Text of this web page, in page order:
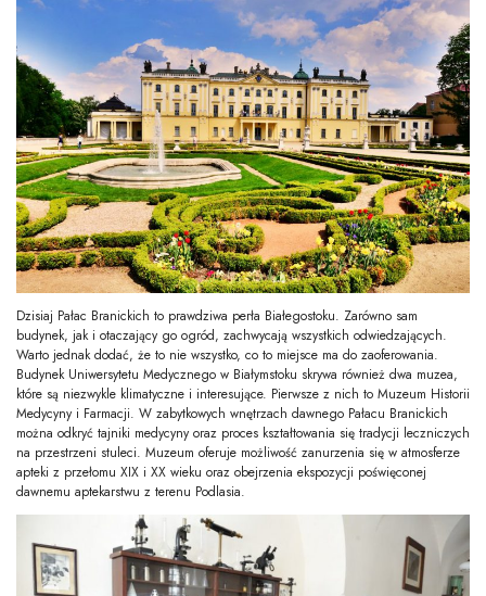
Dzisiaj Pałac Branickich to prawdziwa perła Białegostoku. Zarówno sam
budynek, jak i otaczający go ogród, zachwycają wszystkich odwiedzających.
Warto jednak dodać, że to nie wszystko, co to miejsce ma do zaoferowania.
Budynek Uniwersytetu Medycznego w Białymstoku skrywa również dwa muzea,
które są niezwykle klimatyczne i interesujące. Pierwsze z nich to Muzeum Historii
Medycyny i Farmacji. W zabytkowych wnętrzach dawnego Pałacu Branickich
można odkryć tajniki medycyny oraz proces kształtowania się tradycji leczniczych
na przestrzeni stuleci. Muzeum oferuje możliwość zanurzenia się w atmosferze
apteki z przełomu XIX i XX wieku oraz obejrzenia ekspozycji poświęconej
dawnemu aptekarstwu z terenu Podlasia.